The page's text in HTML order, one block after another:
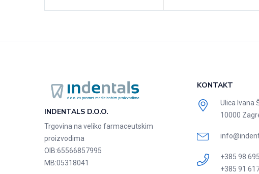
INDENTALS D.O.O.
Trgovina na veliko farmaceutskim
proizvodima
OIB:65566857995
MB:05318041
KONTAKT
Ulica Ivana
10000
+385 98
+385 91